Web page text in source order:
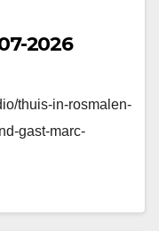
2026
thuis-in-rosmalen-
gast-marc-